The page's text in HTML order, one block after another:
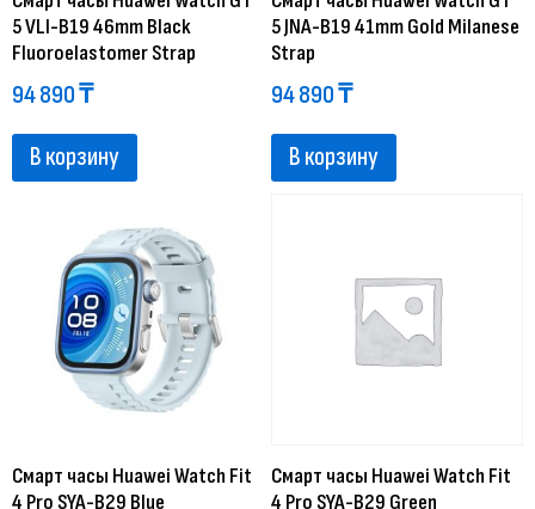
5 VLI-B19 46mm Black
Fluoroelastomer Strap
94 890₸
В корзину
5 JNA-B19 41mm Gold Milanese
Strap
94 890₸
В корзину
Смарт часы Huawei Watch Fit
4 Pro SYA-B29 Blue
Смарт часы Huawei Watch Fit
4 Pro SYA-B29 Green